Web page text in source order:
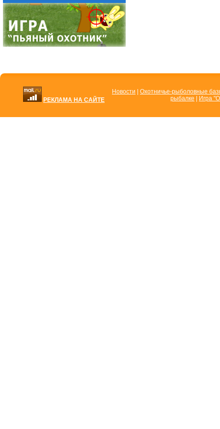
РЕКЛАМА НА САЙТЕ
Новости
Охотничье-рыболовные
рыбалке
Игра